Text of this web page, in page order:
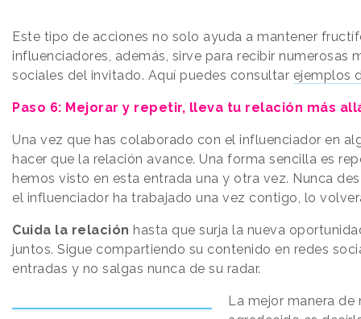
Este tipo de acciones no solo ayuda a mantener
influenciadores, además, sirve para recibir numerosas
sociales del invitado. Aquí puedes consultar ejemplos
Paso 6: Mejorar y repetir, lleva tu relación más
Una vez que has colaborado con el influenciador en
hacer que la relación avance. Una forma sencilla es
hemos visto en esta entrada una y otra vez. Nunca
el influenciador ha trabajado una vez contigo, lo
Cuida la relación hasta que surja la nueva
juntos. Sigue compartiendo su contenido en redes
entradas y no salgas nunca de su radar.
La mejor manera